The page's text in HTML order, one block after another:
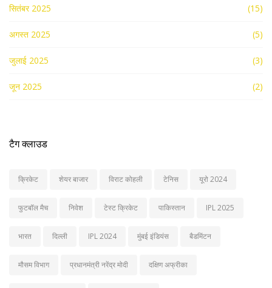
सितंबर 2025 (15)
अगस्त 2025 (5)
जुलाई 2025 (3)
जून 2025 (2)
टैग क्लाउड
क्रिकेट शेयर बाजार विराट कोहली टेनिस यूरो 2024
फुटबॉल मैच निवेश टेस्ट क्रिकेट पाकिस्तान IPL 2025
भारत दिल्ली IPL 2024 मुंबई इंडियंस बैडमिंटन
मौसम विभाग प्रधानमंत्री नरेंद्र मोदी दक्षिण अफ्रीका